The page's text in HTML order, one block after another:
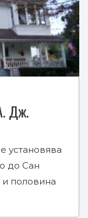
Дж.
установява
до Сан
половина